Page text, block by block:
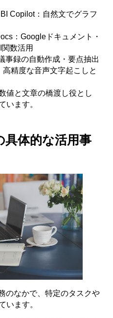
Copilot：自然文でグラフ
：Googleドキュメント・
数活用
事録の自動作成・要点抽出
精度な音声文字起こしと
値と文章の橋渡し役とし
います。
体的な活用事
のなかで、特定のタスクや
います。